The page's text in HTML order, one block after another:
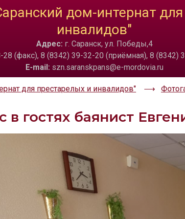
ИЗОБРАЖЕНИЯ
Скрыть Ч/б
дом-интернат для
инвалидов"
Адрес: г. Саранск, ул. Победы,4
28 (факс), 8 (8342) 39-32-20 (приёмная), 8 (8342)
E-mail: szn.saranskpans@e-mordovia.ru
для престарелых и инвалидов"
в гостях баянист